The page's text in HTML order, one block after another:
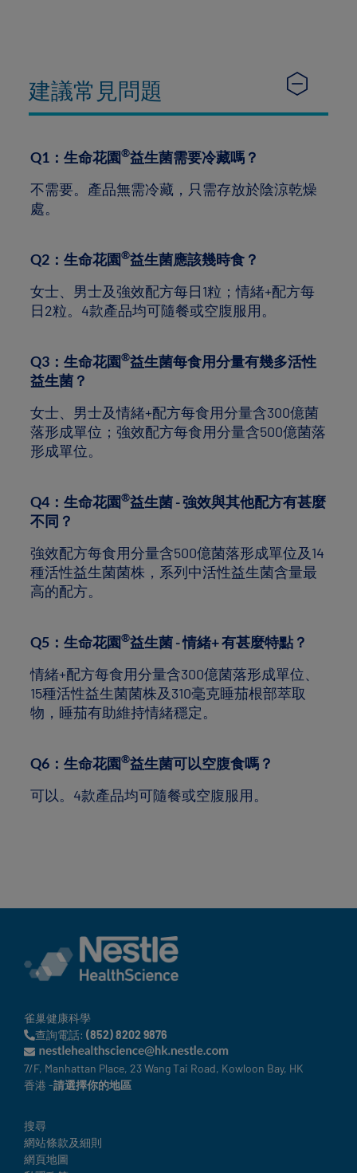
建議常見問題
Q1：生命花園®益生菌需要冷藏嗎？
不需要。產品無需冷藏，只需存放於陰涼乾燥
處。
Q2：生命花園®益生菌應該幾時食？
女士、男士及強效配方每日1粒；情緒+配方每
日2粒。4款產品均可隨餐或空腹服用。
Q3：生命花園®益生菌每食用分量有幾多活性
益生菌？
女士、男士及情緒+配方每食用分量含300億菌
落形成單位；強效配方每食用分量含500億菌落
形成單位。
Q4：生命花園®益生菌 - 強效與其他配方有甚麼
不同？
強效配方每食用分量含500億菌落形成單位及14
種活性益生菌菌株，系列中活性益生菌含量最
高的配方。
Q5：生命花園®益生菌 - 情緒+ 有甚麼特點？
情緒+配方每食用分量含300億菌落形成單位、
15種活性益生菌菌株及310毫克睡茄根部萃取
物，睡茄有助維持情緒穩定。
Q6：生命花園®益生菌可以空腹食嗎？
可以。4款產品均可隨餐或空腹服用。
雀巢健康科學
查詢電話: (852) 8202 9876
7/F, Manhattan Place, 23 Wang Tai Road, Kowloon Bay, HK
香港 -請選擇你的地區
Legal
搜尋
網站條款及細則
網頁地圖